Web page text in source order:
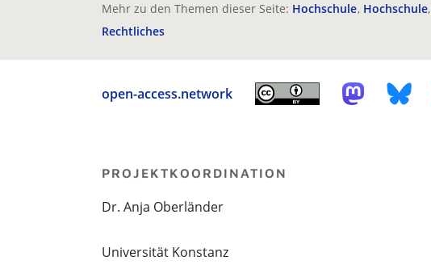
Mehr zu den Themen dieser Seite: Hochschule Hochschule
Rechtliches
open-access.network
PROJEKTKOORDINATION
Dr. Anja Oberländer
Universität Konstanz